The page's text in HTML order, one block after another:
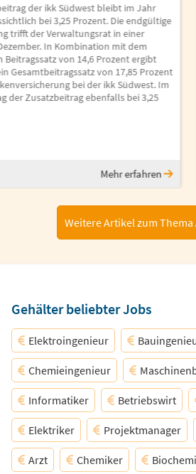
der ikk Südwest bleibt im Jahr
bei 3,25 Prozent. Die endgültige
trifft der Verwaltungsrat in einer
In Kombination mit dem
Beitragssatz von 14,6 Prozent ergibt
Gesamtbeitragssatz von 17,85 Prozent
bei der ikk Südwest. Im
der Zusatzbeitrag ebenfalls bei 3,25
Mehr erfahren
Weitere Artikel zum
Gehälter beliebter Jobs
Elektroingenieur
Chemieingenieur
Informatiker Betriebswirt
Elektriker Projektmanager
Arzt Chemiker